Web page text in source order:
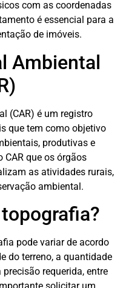
com as coordenadas
é essencial para a
de imóveis.
Ambiental
(CAR) é um registro
que tem como objetivo
produtivas e
CAR que os órgãos
as atividades rurais,
ambiental.
pode variar de acordo
do terreno, a quantidade
requerida, entre